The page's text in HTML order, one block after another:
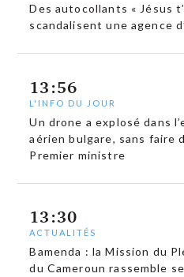
Des autocollants « Jésus
scandalisent une agence
13:56
L'INFO DU JOUR
Un drone a explosé dans
aérien bulgare, sans faire
Premier ministre
13:30
ACTUALITÉS
Bamenda : la Mission du
du Cameroun rassemble